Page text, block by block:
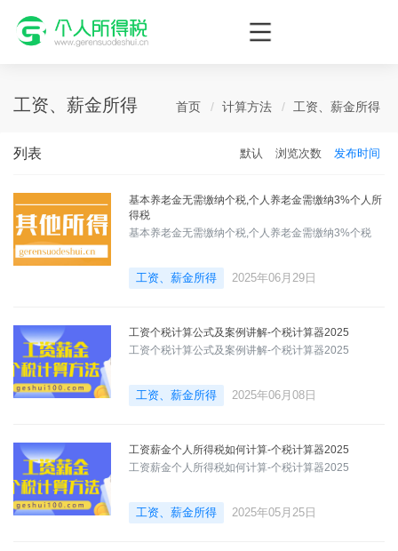
个人所得税网，最新个税资讯平台，您的个税管理专家！
工资、薪金所得 首页 计算方法 工资、薪金所得
列表 默认 浏览次数 发布时间
基本养老金无需缴纳个税,个人养老金需缴纳3%个人所
得税
基本养老金无需缴纳个税,个人养老金需缴纳3%个税
工资、薪金所得 2025年06月29日
工资个税计算公式及案例讲解-个税计算器2025
工资个税计算公式及案例讲解-个税计算器2025
工资、薪金所得 2025年06月08日
工资薪金个人所得税如何计算-个税计算器2025
工资薪金个人所得税如何计算-个税计算器2025
工资、薪金所得 2025年05月25日